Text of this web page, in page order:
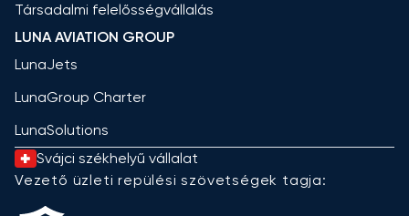
Társadalmi felelősségvállalás
LUNA AVIATION GROUP
LunaJets
LunaGroup Charter
LunaSolutions
Svájci székhelyű vállalat
Vezető üzleti repülési szövetségek tagja: